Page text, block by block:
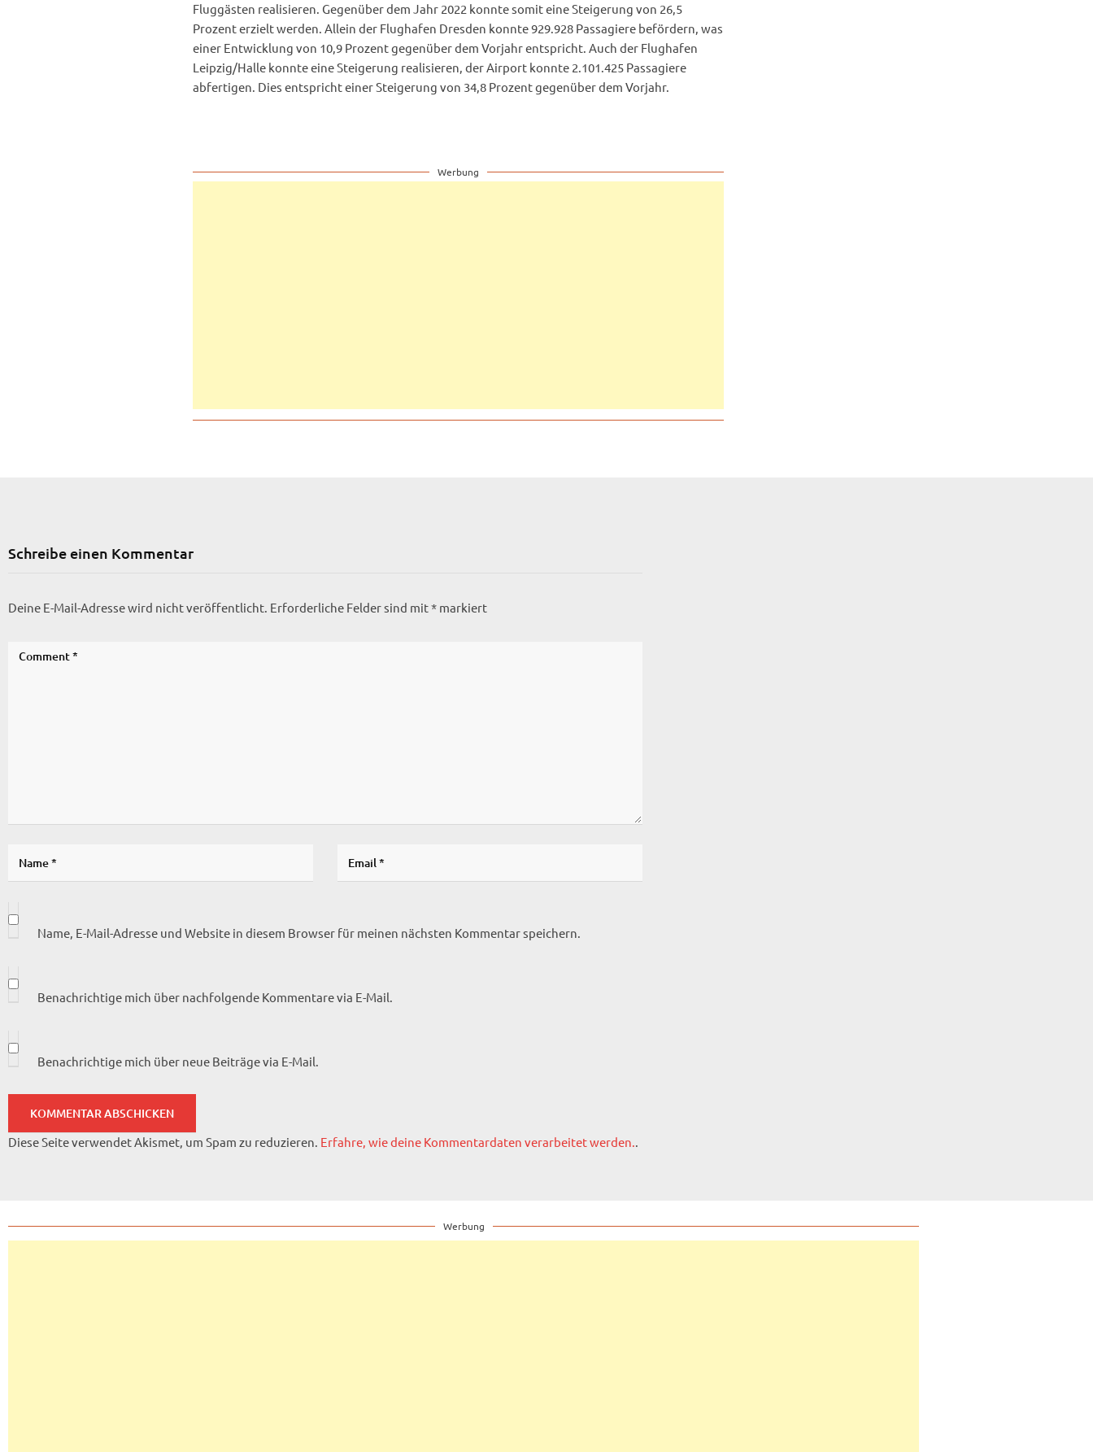
Fluggästen realisieren. Gegenüber dem Jahr 2022 konnte somit eine Steigerung von 26,5
Prozent erzielt werden. Allein der Flughafen Dresden konnte 929.928 Passagiere befördern, was
einer Entwicklung von 10,9 Prozent gegenüber dem Vorjahr entspricht. Auch der Flughafen
Leipzig/Halle konnte eine Steigerung realisieren, der Airport konnte 2.101.425 Passagiere
abfertigen. Dies entspricht einer Steigerung von 34,8 Prozent gegenüber dem Vorjahr.
Werbung
Schreibe einen Kommentar
Deine E-Mail-Adresse wird nicht veröffentlicht. Erforderliche Felder sind mit* markiert
Name, E-Mail-Adresse und Website in diesem Browser für meinen nächsten Kommentar speichern.
Benachrichtige mich über nachfolgende Kommentare via E-Mail.
Benachrichtige mich über neue Beiträge via E-Mail.
Diese Seite verwendet Akismet, um Spam zu reduzieren. Erfahre, wie deine Kommentardaten verarbeitet werden..
Werbung